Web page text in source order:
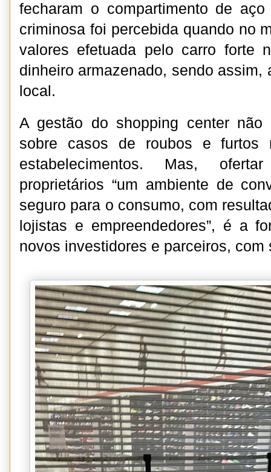
fecharam o compartimento de
criminosa foi percebida quando no
valores efetuada pelo carro forte
dinheiro armazenado, sendo assim,
local.
A gestão do shopping center não
sobre casos de roubos e furtos
estabelecimentos. Mas,
proprietários “um ambiente de
seguro para o consumo, com
lojistas e empreendedores”, é a
novos investidores e parceiros, com